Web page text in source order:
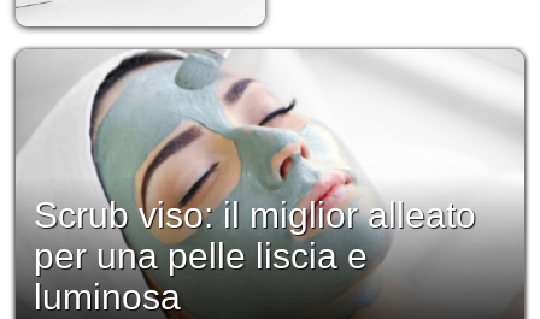
Scrub viso: il miglior alleato
per una pelle liscia e
luminosa